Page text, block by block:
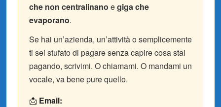
che non centralinano egiga che
evaporano.
Se hai un’azienda, un’attività o semplicemente
ti sei stufato di pagare senza capire cosa stai
pagando, scrivimi. O chiamami. O mandami un
vocale, va bene pure quello.
📩 Email: